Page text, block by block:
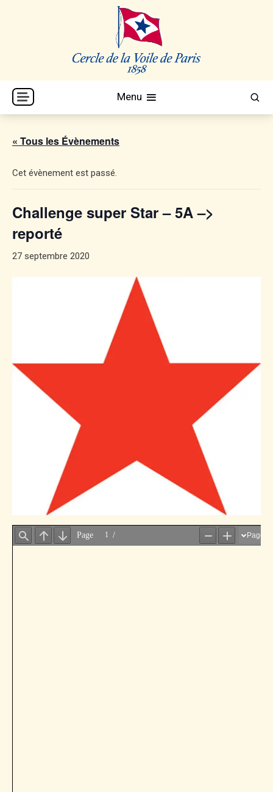
CVP
Cercle de la Voile de Paris
Menu
« Tous les Évènements
Cet évènement est passé.
Challenge super Star – 5A –>
reporté
27 septembre 2020